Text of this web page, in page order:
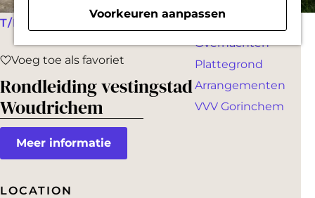
Voorkeuren aanpassen
m
e
p
g
e
Parkeren
Overnachten
Plattegrond
Arrangementen
VVV Gorinchem
Rondleiding vestingstad
Woudrichem
T/M 7 OKTOBER 2027
Voeg toe als favoriet
Voeg toe als favoriet
Meer informatie
LOCATION